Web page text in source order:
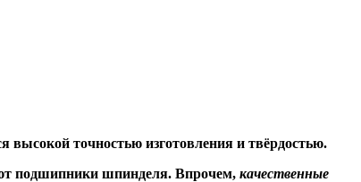
высокой точностью изготовления и твёрдостью.
подшипники шпинделя. Впрочем, качественные